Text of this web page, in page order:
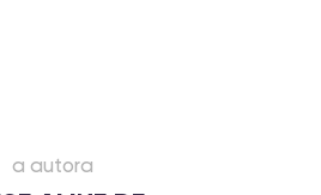
a autora